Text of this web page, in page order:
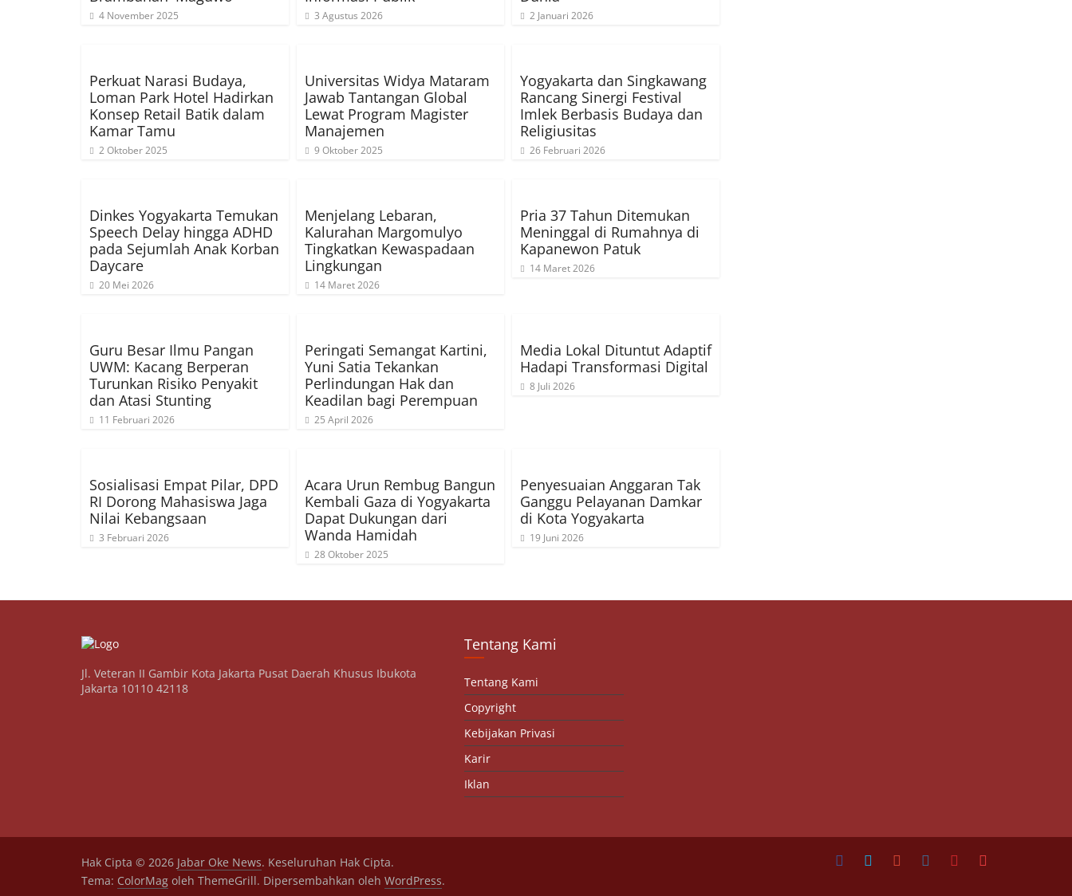
4 November 2025 3 Agustus 2026 2 Januari 2026
Perkuat Narasi Budaya,
Loman Park Hotel Hadirkan
Konsep Retail Batik dalam
Kamar Tamu
2 Oktober 2025
Universitas Widya Mataram
Jawab Tantangan Global
Lewat Program Magister
Manajemen
9 Oktober 2025
Yogyakarta dan Singkawang
Rancang Sinergi Festival
Imlek Berbasis Budaya dan
Religiusitas
26 Februari 2026
Dinkes Yogyakarta Temukan
Speech Delay hingga ADHD
pada Sejumlah Anak Korban
Daycare
20 Mei 2026
Menjelang Lebaran,
Kalurahan Margomulyo
Tingkatkan Kewaspadaan
Lingkungan
14 Maret 2026
Pria 37 Tahun Ditemukan
Meninggal di Rumahnya di
Kapanewon Patuk
14 Maret 2026
Guru Besar Ilmu Pangan
UWM: Kacang Berperan
Turunkan Risiko Penyakit
dan Atasi Stunting
11 Februari 2026
Peringati Semangat Kartini,
Yuni Satia Tekankan
Perlindungan Hak dan
Keadilan bagi Perempuan
25 April 2026
Media Lokal Dituntut Adaptif
Hadapi Transformasi Digital
8 Juli 2026
Sosialisasi Empat Pilar, DPD
RI Dorong Mahasiswa Jaga
Nilai Kebangsaan
3 Februari 2026
Acara Urun Rembug Bangun
Kembali Gaza di Yogyakarta
Dapat Dukungan dari
Wanda Hamidah
28 Oktober 2025
Penyesuaian Anggaran Tak
Ganggu Pelayanan Damkar
di Kota Yogyakarta
19 Juni 2026
Jl. Veteran II Gambir Kota Jakarta Pusat Daerah Khusus Ibukota
Jakarta 10110 42118
Tentang Kami
Tentang Kami
Copyright
Kebijakan Privasi
Karir
Iklan
Hak Cipta © 2026 Jabar Oke News. Keseluruhan Hak Cipta.
Tema: ColorMag oleh ThemeGrill. Dipersembahkan oleh WordPress.